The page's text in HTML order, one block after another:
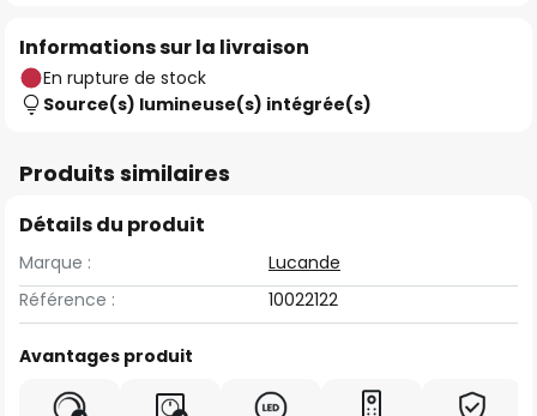
Informations sur la livraison
En rupture de stock
Source(s) lumineuse(s) intégrée(s)
Produits similaires
Détails du produit
Marque :
Lucande
Référence :
10022122
Avantages produit